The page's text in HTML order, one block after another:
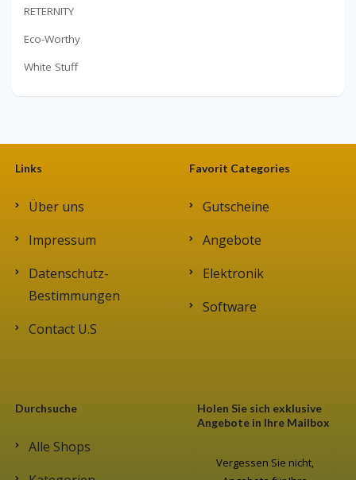
RETERNITY
Eco-Worthy
White Stuff
Links
Über uns
Impressum
Datenschutz-
Bestimmungen
Contact U.S
Favorit Categories
Gutscheine
Angebote
Elektronik
Software
Durchsuche
Alle Shops
Holen Sie sich exklusive
Angebote in Ihre Mailbox
Vergessen Sie nicht,